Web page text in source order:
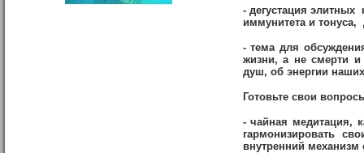
- дегустация элитных
иммунитета и тонуса,
- тема для
жизни, а не смерти и
душ, об энергии
Готовьте свои
- чайная медитация,
гармонизировать
внутренний